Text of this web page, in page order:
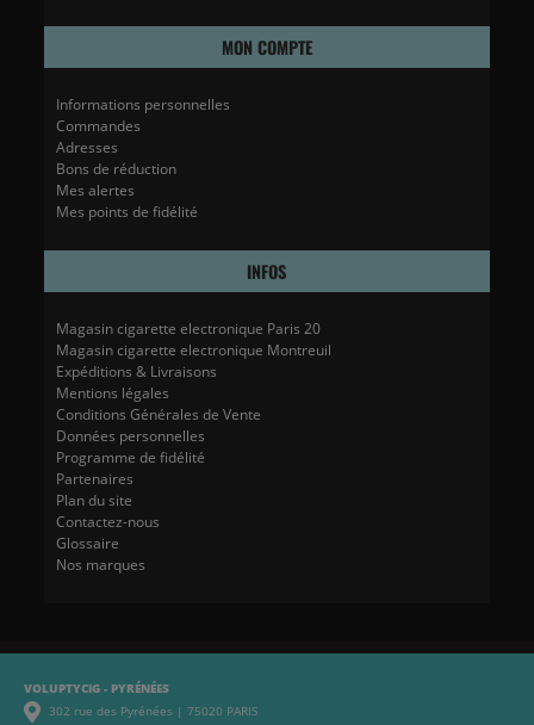
MON COMPTE
Informations personnelles
Commandes
Adresses
Bons de réduction
Mes alertes
Mes points de fidélité
INFOS
Magasin cigarette electronique Paris 20
Magasin cigarette electronique Montreuil
Expéditions & Livraisons
Mentions légales
Conditions Générales de Vente
Données personnelles
Programme de fidélité
Partenaires
Plan du site
Contactez-nous
Glossaire
Nos marques
VOLUPTYCIG - PYRÉNÉES
302 rue des Pyrénées | 75020 PARIS